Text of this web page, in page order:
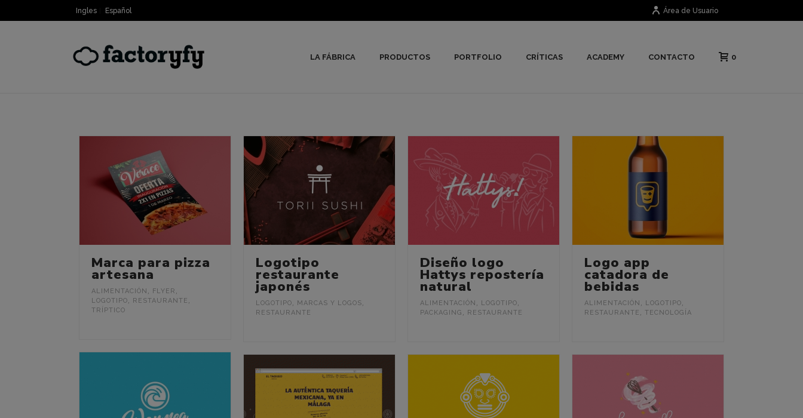
Ingles Español Área de Usuario
LA FÁBRICA PRODUCTOS PORTFOLIO CRÍTICAS ACADEMY CONTACTO 0
Marca para pizza
artesana
ALIMENTACIÓN , FLYER ,
LOGOTIPO, RESTAURANTE ,
TRÍPTICO
Logotipo
restaurante
japonés
LOGOTIPO, MARCAS Y LOGOS,
RESTAURANTE
Diseño logo
Hattys repostería
natural
ALIMENTACIÓN , LOGOTIPO,
PACKAGING , RESTAURANTE
Logo app
catadora de
bebidas
ALIMENTACIÓN , LOGOTIPO,
RESTAURANTE , TECNOLOGÍA